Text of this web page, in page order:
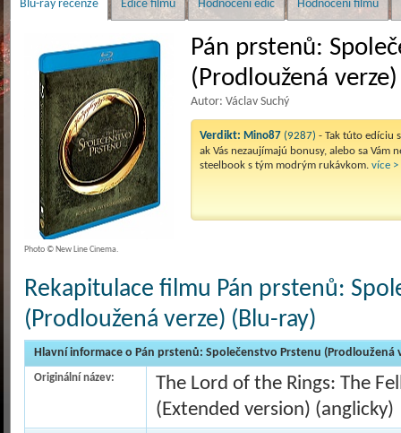
Blu-ray recenze Edice filmu Hodnocení edic Hodnocení filmu
Pán prstenů:
(Prodloužená
Autor: Václav Suchý
Verdikt: Mino87 (9287) - Tak túto edíciu
ak Vás nezaujímajú bonusy, alebo sa Vám
steelbook s tým modrým rukávkom. více >
Photo © New Line Cinema.
Rekapitulace filmu Pán prstenů:
(Prodloužená verze) (Blu-ray)
Hlavní informace o Pán prstenů: Společenstvo Prstenu (Prodloužená
Originální název:
The Lord of the Rings: The
(Extended version) (anglicky)